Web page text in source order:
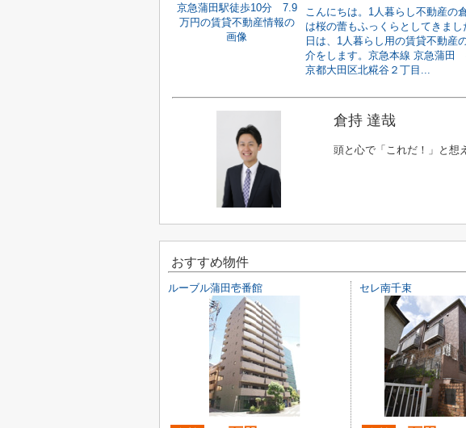
こんにちは。1人暮らし不動産の
は桜の蕾もふっくらとしてきま
日は、1人暮らし用の賃貸不動産
介をします。京急本線 京急蒲
京都大田区北糀谷２丁目...
倉持 達哉
頭と心で「これだ！」と想
おすすめ物件
ルーブル蒲田壱番館 セレ南千束